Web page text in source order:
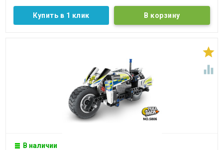
Купить в 1 клик


В наличии